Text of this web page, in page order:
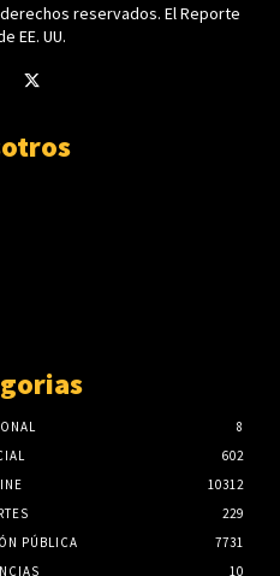
reservados. El Reporte
EE. UU.
8
602
10312
229
PÚBLICA
7731
10